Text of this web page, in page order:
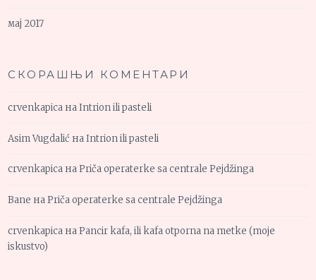
мај 2017
СКОРАШЊИ КОМЕНТАРИ
crvenkapica наIntrion ili pasteli
Asim Vugdalić наIntrion ili pasteli
crvenkapica наPriča operaterke sa centrale Pejdžinga
Bane наPriča operaterke sa centrale Pejdžinga
crvenkapica наPancir kafa, ili kafa otporna na metke (moje
iskustvo)